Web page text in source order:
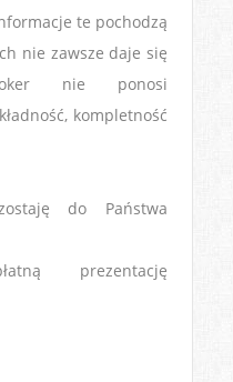
te pochodzą
nie zawsze daje się
nie ponosi
kompletność
do Państwa
prezentację